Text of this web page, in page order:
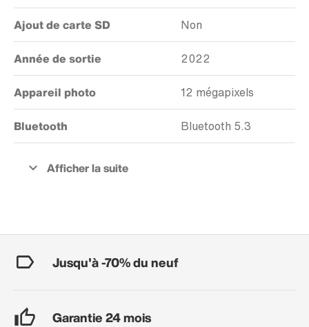
Ajout de carte SD Non
Année de sortie 2022
Appareil photo 12 mégapixels
Bluetooth Bluetooth 5.3
Jusqu'à -70% du neuf
Garantie 24 mois